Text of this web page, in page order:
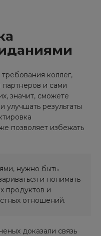
коллег,
и сами
значит, сможете
улучшать результаты
позволяет избежать
нужно быть
и понимать
продуктов и
отношений.
доказали связь